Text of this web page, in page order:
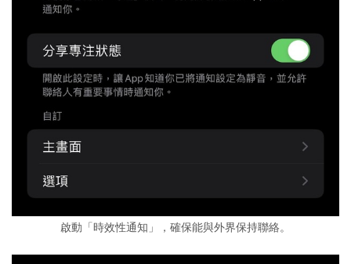
啟動「時效性通知」，確保能與外界保持聯絡。